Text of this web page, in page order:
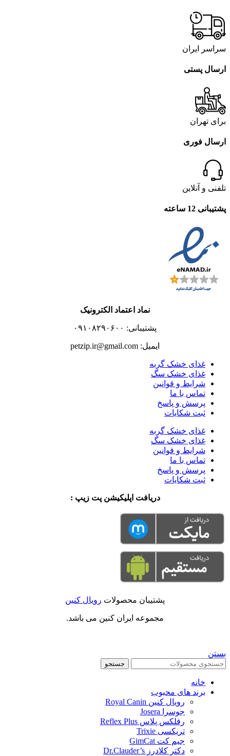
سراسر ایران
ارسال پستی
برای تهران
ارسال فوری
تلفنی و آنلاین
پشتیبانی 12 ساعته
نماد اعتماد الکترونیک
پشتیبانی: ۰۹۱۰۸۲۹۰۶۰۰
ایمیل: petzip.ir@gmail.com
غذای خشک گربه
غذای خشک سگ
شرایط و قوانین
تماس با ما
پرسش و پاسخ
ثبت شکایات
غذای خشک گربه
غذای خشک سگ
شرایط و قوانین
تماس با ما
پرسش و پاسخ
ثبت شکایات
دریافت اپلیکیشن پت زیپ :
پشتیبان محصولات رویال کنین
مجموعه ایران کنین می باشد.
بستن
جستجو
خانه
برند های محبوب
رویال کنین Royal Canin
جوسرا Josera
رفلکس پلاس Reflex Plus
تریکسی Trixie
جیم کت GimCat
دکتر کلادرز Dr.Clauder’s